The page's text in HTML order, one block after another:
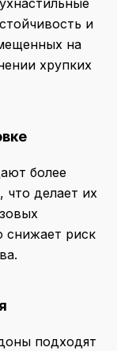
и
на
хрупких
более
что делает их
снижает риск
подходят